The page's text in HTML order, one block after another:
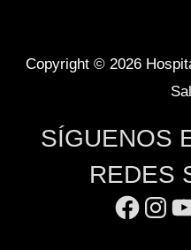
Copyright © 2026
SÍGUENOS
REDES